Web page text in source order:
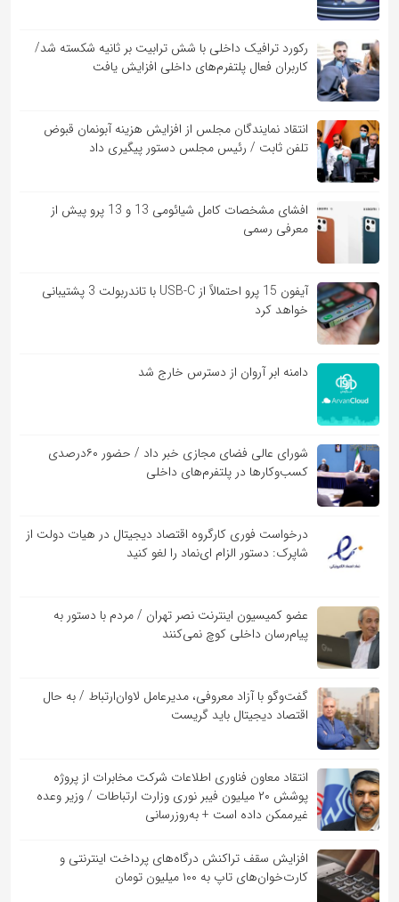
رکورد ترافیک داخلی با شش ترابیت بر ثانیه شکسته شد/
کاربران فعال پلتفرم‌های داخلی افزایش یافت
انتقاد نمایندگان مجلس از افزایش هزینه آبونمان قبوض
تلفن ثابت / رئیس مجلس دستور پیگیری داد
افشای مشخصات کامل شیائومی 13 و 13 پرو پیش از
معرفی رسمی
آیفون 15 پرو احتمالاً از USB-C با تاندربولت 3 پشتیبانی
خواهد کرد
دامنه ابر آروان از دسترس خارج شد
شورای عالی فضای مجازی خبر داد / حضور ۶۰درصدی
کسب‌و‌کارها در پلتفرم‌های داخلی
درخواست فوری کارگروه اقتصاد دیجیتال در هیات دولت از
شاپرک: دستور الزام ای‌نماد را لغو کنید
عضو کمیسیون اینترنت نصر تهران / مردم با دستور به
پیام‌رسان داخلی کوچ نمی‌کنند
گفت‌و‌گو با آزاد معروفی، مدیرعامل لاوان‌ارتباط / به حال
اقتصاد دیجیتال باید گریست
انتقاد معاون فناوری اطلاعات شرکت مخابرات از پروژه
پوشش ۲۰ میلیون فیبر نوری وزارت ارتباطات / وزیر وعده
غیرممکن داده است + به‌روزرسانی
افزایش سقف تراکنش درگاه‌های پرداخت اینترنتی و
کارت‌خوان‌های تاپ به ۱۰۰ میلیون تومان